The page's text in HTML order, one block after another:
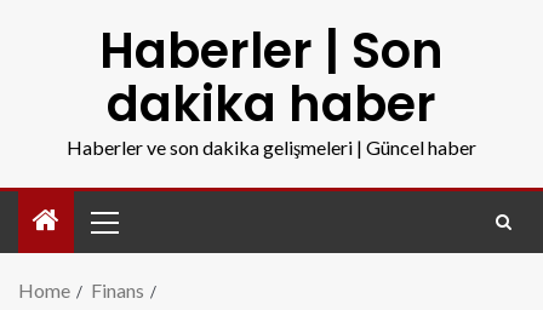
Haberler | Son
dakika haber
Haberler ve son dakika gelişmeleri | Güncel haber
Home
Finans